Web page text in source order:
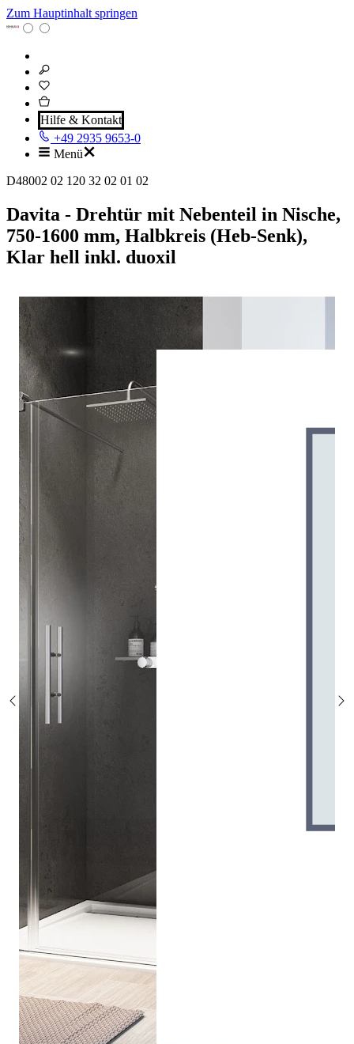
Zum Hauptinhalt springen
Hilfe & Kontakt
+49 2935 9653-0
Menü
D48002 02 120 32 02 01 02
Davita - Drehtür mit Nebenteil in Nische,
750-1600 mm, Halbkreis (Heb-Senk),
Klar hell inkl. duoxil